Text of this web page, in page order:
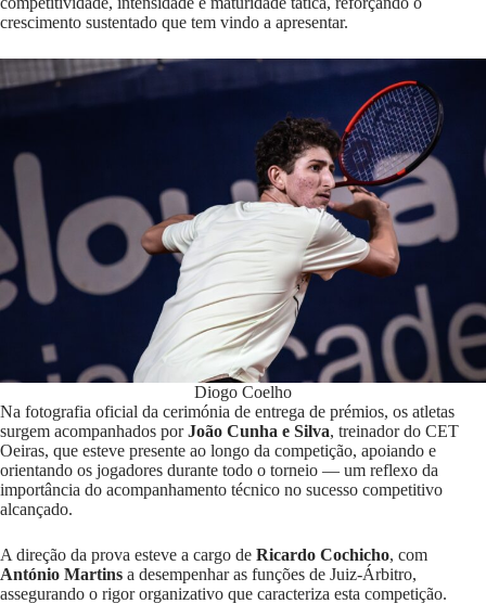
crescimento sustentado que tem vindo a apresentar.
Diogo Coelho
Na fotografia oficial da cerimónia de entrega de prémios, os atletas
surgem acompanhados porJoão Cunha e Silva, treinador do CET
Oeiras, que esteve presente ao longo da competição, apoiando e
orientando os jogadores durante todo o torneio — um reflexo da
importância do acompanhamento técnico no sucesso competitivo
alcançado.
A direção da prova esteve a cargo de Ricardo Cochicho, com
António Martins a desempenhar as funções de Juiz-Árbitro,
assegurando o rigor organizativo que caracteriza esta competição.